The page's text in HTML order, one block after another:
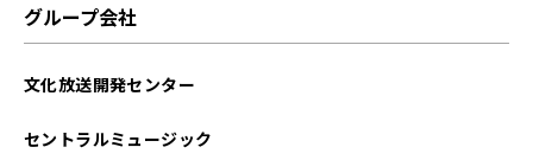
グループ会社
文化放送開発センター
セントラルミュージック